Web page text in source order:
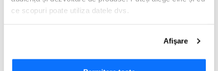
ce scopuri poate utiliza datele dvs.
Să colectăm informațiile cu privire la locația dvs.
geografică cu o exactitate de până la câțiva metri
Afişare
Acum poți achita online obligațiile de plată AXI
Card